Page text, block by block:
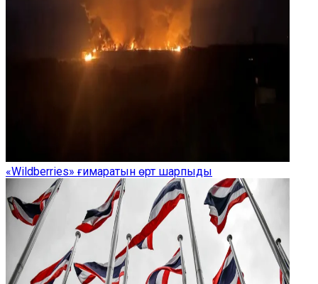
«Wildberries» ғимаратын өрт шарпыды